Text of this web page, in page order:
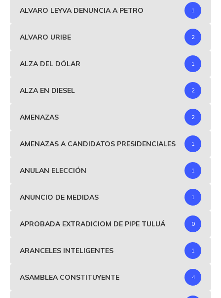
ALVARO LEYVA DENUNCIA A PETRO 1
ALVARO URIBE 2
ALZA DEL DÓLAR 1
ALZA EN DIESEL 2
AMENAZAS 2
AMENAZAS A CANDIDATOS PRESIDENCIALES 1
ANULAN ELECCIÓN 1
ANUNCIO DE MEDIDAS 1
APROBADA EXTRADICIOM DE PIPE TULUÁ 0
ARANCELES INTELIGENTES 1
ASAMBLEA CONSTITUYENTE 4